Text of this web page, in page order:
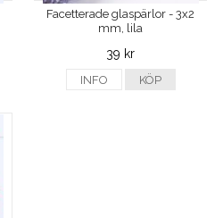
Facetterade glaspärlor - 3x2
mm, lila
39 kr
INFO KÖP